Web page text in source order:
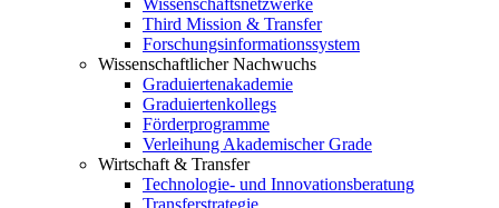
Wissenschaftsnetzwerke
Third Mission & Transfer
Forschungsinformationssystem
Wissenschaftlicher Nachwuchs
Graduiertenakademie
Graduiertenkollegs
Förderprogramme
Verleihung Akademischer Grade
Wirtschaft & Transfer
Technologie- und Innovationsberatung
Transferstrategie